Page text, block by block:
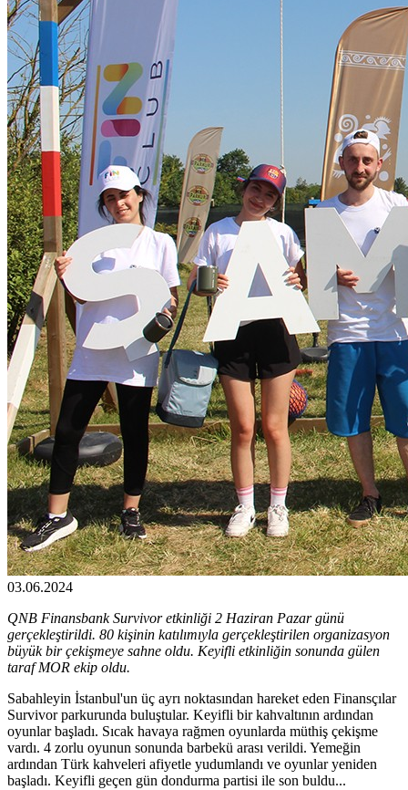
03.06.2024
QNB Finansbank Survivor etkinliği 2 Haziran Pazar günü
gerçekleştirildi. 80 kişinin katılımıyla gerçekleştirilen organizasyon
büyük bir çekişmeye sahne oldu. Keyifli etkinliğin sonunda gülen
taraf MOR ekip oldu.
Sabahleyin İstanbul'un üç ayrı noktasından hareket eden Finansçılar
Survivor parkurunda buluştular. Keyifli bir kahvaltının ardından
oyunlar başladı. Sıcak havaya rağmen oyunlarda müthiş çekişme
vardı. 4 zorlu oyunun sonunda barbekü arası verildi. Yemeğin
ardından Türk kahveleri afiyetle yudumlandı ve oyunlar yeniden
başladı. Keyifli geçen gün dondurma partisi ile son buldu...